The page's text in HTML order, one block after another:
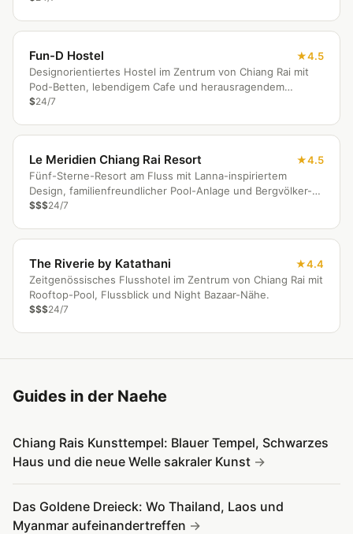
Fun-D Hostel
4.5
Designorientiertes Hostel im Zentrum von Chiang Rai mit
Pod-Betten, lebendigem Cafe und herausragendem
Personal.
$24/7
Le Meridien Chiang Rai Resort
4.5
Fünf-Sterne-Resort am Fluss mit Lanna-inspiriertem
Design, familienfreundlicher Pool-Anlage und Bergvölker-
Spa.
$$$24/7
The Riverie by Katathani
4.4
Zeitgenössisches Flusshotel im Zentrum von Chiang Rai mit
Rooftop-Pool, Flussblick und Night Bazaar-Nähe.
$$$24/7
Guides in der Naehe
Chiang Rais Kunsttempel: Blauer Tempel, Schwarzes
Haus und die neue Welle sakraler Kunst
Das Goldene Dreieck: Wo Thailand, Laos und
Myanmar aufeinandertreffen